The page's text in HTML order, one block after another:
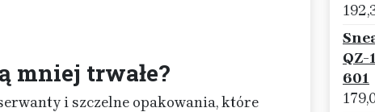
mniej trwałe?
i szczelne opakowania, które
QZ-
601